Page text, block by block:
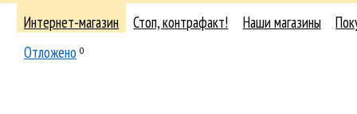
Интернет-магазин Стоп, контрафакт! Наши магазины
Отложено 0